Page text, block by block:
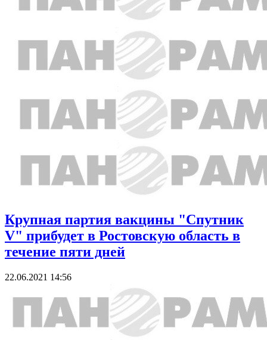
Крупная партия вакцины "Спутник
V" прибудет в Ростовскую область в
течение пяти дней
22.06.2021 14:56